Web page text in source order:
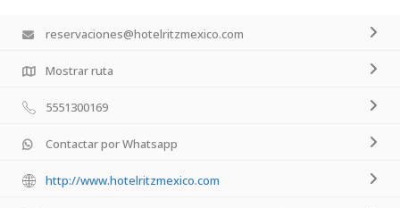
reservaciones@hotelritzmexico.com
Mostrar ruta
5551300169
Contactar por Whatsapp
http://www.hotelritzmexico.com